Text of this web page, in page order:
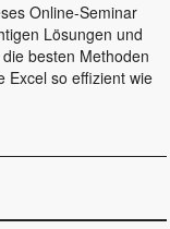
Online-Seminar
Lösungen und
besten Methoden
Excel so effizient wie